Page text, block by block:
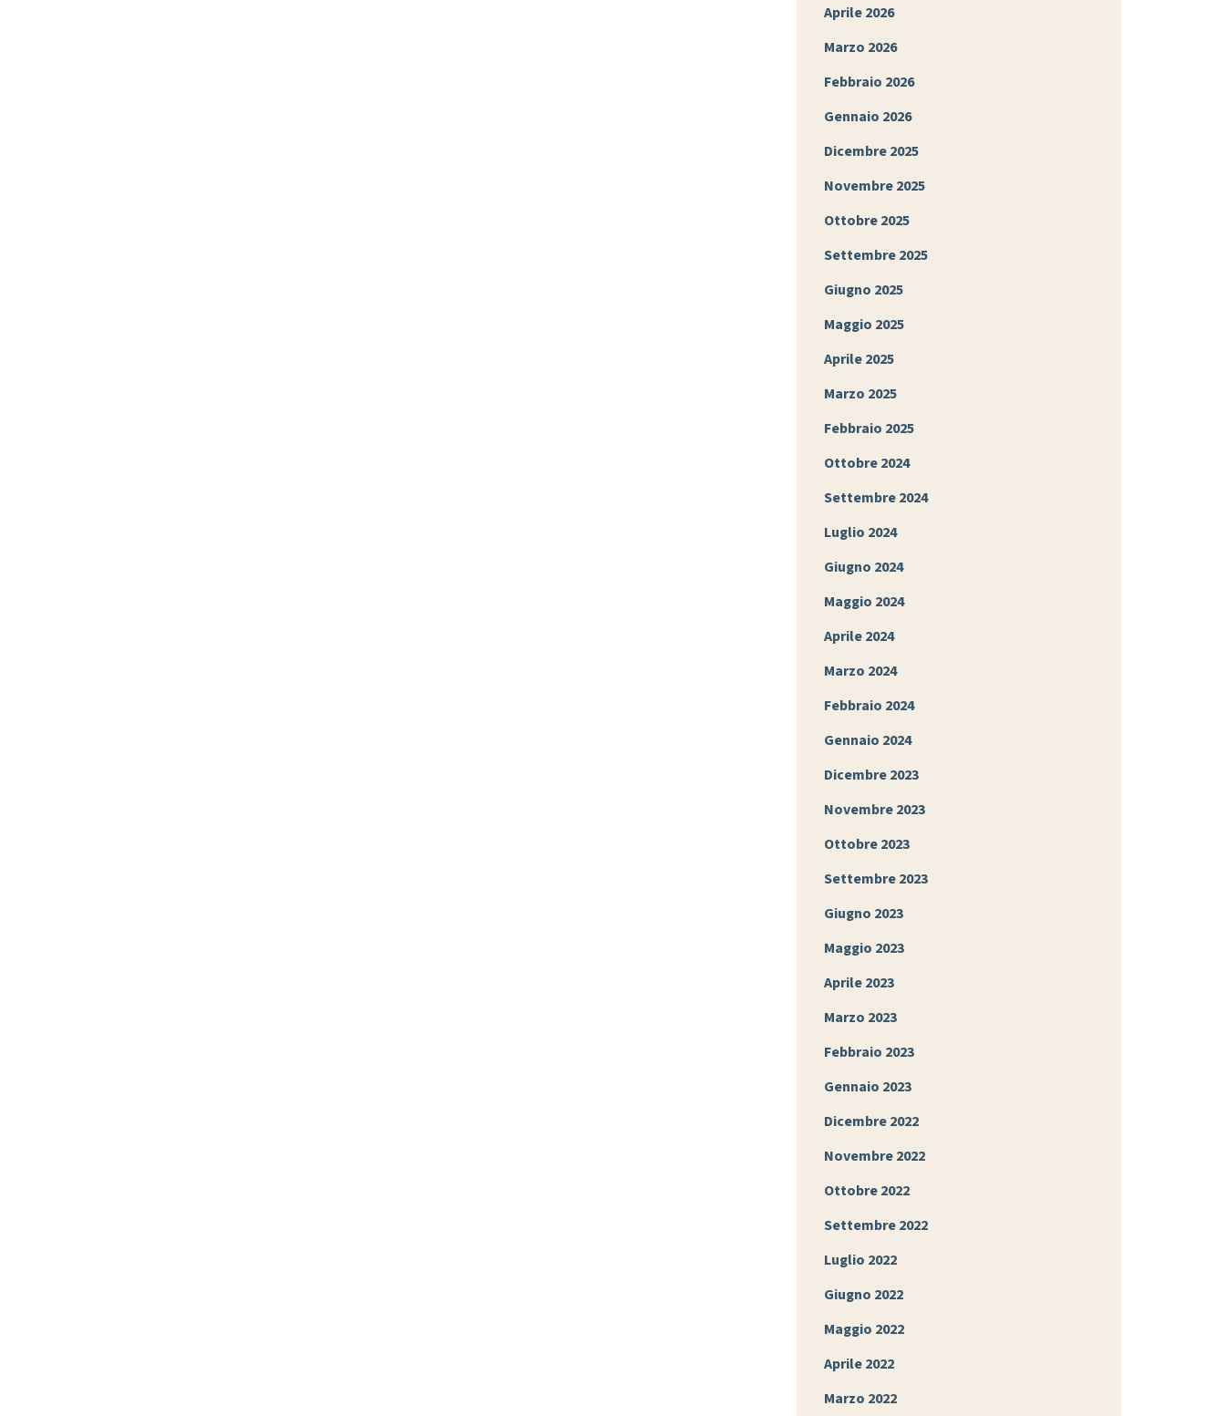
Aprile 2026
Marzo 2026
Febbraio 2026
Gennaio 2026
Dicembre 2025
Novembre 2025
Ottobre 2025
Settembre 2025
Giugno 2025
Maggio 2025
Aprile 2025
Marzo 2025
Febbraio 2025
Ottobre 2024
Settembre 2024
Luglio 2024
Giugno 2024
Maggio 2024
Aprile 2024
Marzo 2024
Febbraio 2024
Gennaio 2024
Dicembre 2023
Novembre 2023
Ottobre 2023
Settembre 2023
Giugno 2023
Maggio 2023
Aprile 2023
Marzo 2023
Febbraio 2023
Gennaio 2023
Dicembre 2022
Novembre 2022
Ottobre 2022
Settembre 2022
Luglio 2022
Giugno 2022
Maggio 2022
Aprile 2022
Marzo 2022